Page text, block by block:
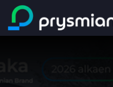
Tuotteet & palvelut